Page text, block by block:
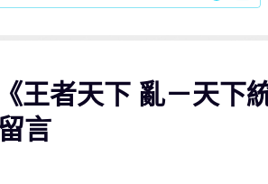
王者天下 亂－天下
言